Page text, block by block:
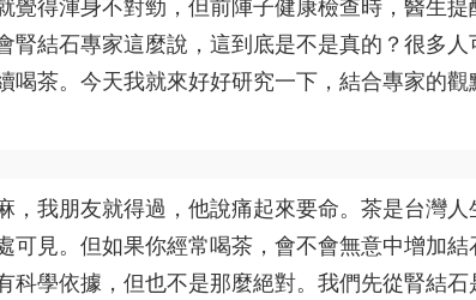
覺得渾身不對勁，但前陣子健康檢查時，醫生提
腎結石專家這麼說，這到底是不是真的？很多人
喝茶。今天我就來好好研究一下，結合專家的觀
，我朋友就得過，他說痛起來要命。茶是台灣人
可見。但如果你經常喝茶，會不會無意中增加結
科學依據，但也不是那麼絕對。我們先從腎結石